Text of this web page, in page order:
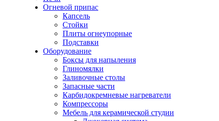
Огневой припас
Капсель
Стойки
Плиты огнеупорные
Подставки
Оборудование
Боксы для напыления
Глиномялки
Заливочные столы
Запасные части
Карбидокремневые нагреватели
Компрессоры
Мебель для керамической студии